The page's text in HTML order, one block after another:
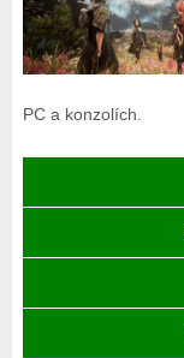
PC a konzolích.